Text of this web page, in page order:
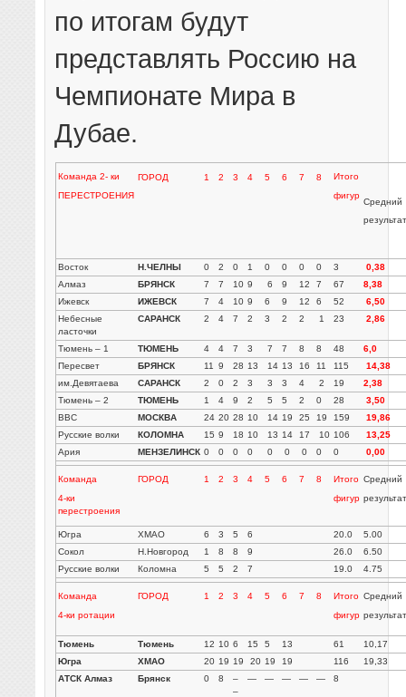
по итогам будут
представлять Россию на
Чемпионате Мира в
Дубае.
Команда 2- ки
ПЕРЕСТРОЕНИЯ
ГОРОД 1 2 3 4 5 6 7 8
Итого
фигур
Средний
Восток Н.ЧЕЛНЫ 0 2 0 1 0 0 0 0 3
0,38
Алмаз
БРЯНСК 7 7 10 9 6 9 12 7 67
8,38
Ижевск
ИЖЕВСК 7 4 10 9 6 9 12 6 52
6,50
Небесные
ласточки
САРАНСК 2 4 7 2 3 2 2 1 23 2,86
Тюмень – 1 ТЮМЕНЬ 4 4 7 3 7 7 8 8 48
6,0
Пересвет
БРЯНСК 11 9 28 13 14 13 16 11 115
14,38
им.Девятаева
САРАНСК 2 0 2 3 3 3 4 2 19
2,38
Тюмень – 2
ТЮМЕНЬ 1 4 9 2 5 5 2 0 28
3,50
ВВС
МОСКВА 24 20 28 10 14 19 25 19 159
19,86
Русские волки
КОЛОМНА 15 9 18 10 13 14 17 10 106
13,25
Ария
МЕНЗЕЛИНСК 0 0 0 0 0 0 0 0 0 0,00
Команда
4-ки
перестроения
ГОРОД 1 2 3 4 5 6 7 8
Итого
фигур
Средний
Югра ХМАО 6 3 5 6 20.0
5.00
Сокол
Н.Новгород 1 8 8 9 26.0
6.50
Русские волки
Коломна 5 5 2 7 19.0 4.75
Команда
4-ки ротации
ГОРОД 1 2 3 4 5 6 7 8
Итого
фигур
Средний
Тюмень Тюмень 12 10 6 15 5 13 61
10,17
Югра
ХМАО 20 19 19 20 19 19 116
19,33
АТСК Алмаз
Брянск 0 8
–
–
— — — — — 8